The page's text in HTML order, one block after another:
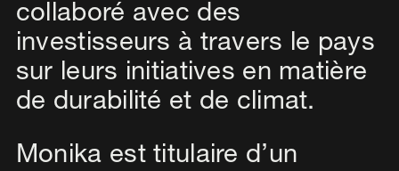
collaboré avec des
investisseurs à travers le pays
sur leurs initiatives en matière
de durabilité et de climat.
Monika est titulaire d’un